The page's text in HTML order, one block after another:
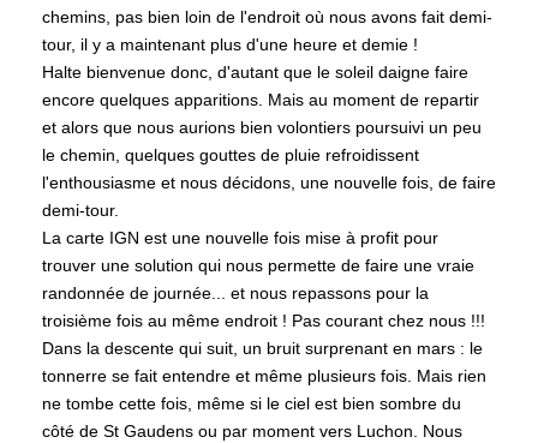
chemins, pas bien loin de l'endroit où nous avons fait demi-
tour, il y a maintenant plus d'une heure et demie !
Halte bienvenue donc, d'autant que le soleil daigne faire
encore quelques apparitions. Mais au moment de repartir
et alors que nous aurions bien volontiers poursuivi un peu
le chemin, quelques gouttes de pluie refroidissent
l'enthousiasme et nous décidons, une nouvelle fois, de faire
demi-tour.
La carte IGN est une nouvelle fois mise à profit pour
trouver une solution qui nous permette de faire une vraie
randonnée de journée... et nous repassons pour la
troisième fois au même endroit ! Pas courant chez nous !!!
Dans la descente qui suit, un bruit surprenant en mars : le
tonnerre se fait entendre et même plusieurs fois. Mais rien
ne tombe cette fois, même si le ciel est bien sombre du
côté de St Gaudens ou par moment vers Luchon. Nous